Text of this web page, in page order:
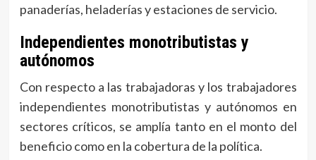
panaderías, heladerías y estaciones de servicio.
Independientes monotributistas y
autónomos
Con respecto a las trabajadoras y los trabajadores
independientes monotributistas y autónomos en
sectores críticos, se amplía tanto en el monto del
beneficio como en la cobertura de la política.